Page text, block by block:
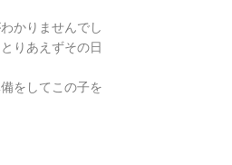
かりませんでし
りあえずその日
をしてこの子を